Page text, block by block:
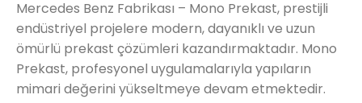
Mercedes Benz Fabrikası – Mono Prekast, prestijli
endüstriyel projelere modern, dayanıklı ve uzun
ömürlü prekast çözümleri kazandırmaktadır. Mono
Prekast, profesyonel uygulamalarıyla yapıların
mimari değerini yükseltmeye devam etmektedir.